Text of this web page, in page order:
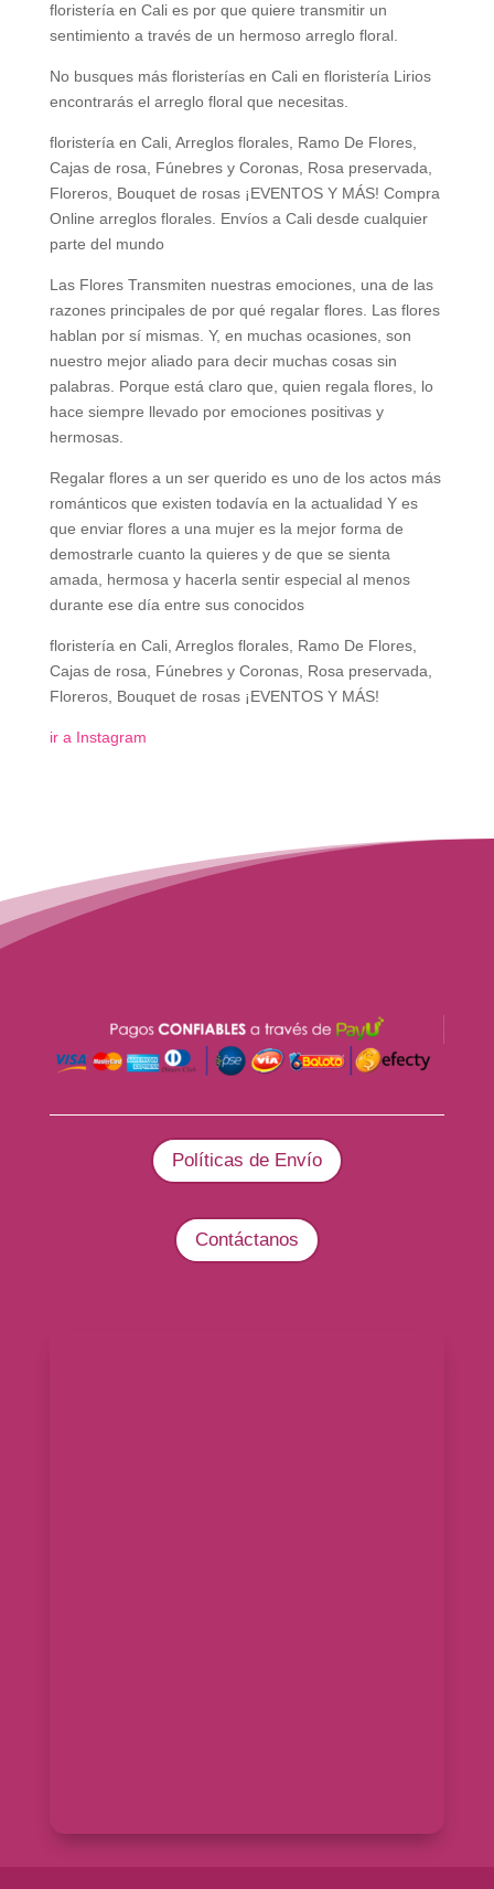
floristería en Cali es por que quiere transmitir un
sentimiento a través de un hermoso arreglo floral.
No busques más floristerías en Cali en floristería Lirios
encontrarás el arreglo floral que necesitas.
floristería en Cali, Arreglos florales, Ramo De Flores,
Cajas de rosa, Fúnebres y Coronas, Rosa preservada,
Floreros, Bouquet de rosas ¡EVENTOS Y MÁS! Compra
Online arreglos florales. Envíos a Cali desde cualquier
parte del mundo
Las Flores Transmiten nuestras emociones, una de las
razones principales de por qué regalar flores. Las flores
hablan por sí mismas. Y, en muchas ocasiones, son
nuestro mejor aliado para decir muchas cosas sin
palabras. Porque está claro que, quien regala flores, lo
hace siempre llevado por emociones positivas y
hermosas.
Regalar flores a un ser querido es uno de los actos más
románticos que existen todavía en la actualidad Y es
que enviar flores a una mujer es la mejor forma de
demostrarle cuanto la quieres y de que se sienta
amada, hermosa y hacerla sentir especial al menos
durante ese día entre sus conocidos
floristería en Cali, Arreglos florales, Ramo De Flores,
Cajas de rosa, Fúnebres y Coronas, Rosa preservada,
Floreros, Bouquet de rosas ¡EVENTOS Y MÁS!
ir a Instagram
Políticas de Envío
Contáctanos